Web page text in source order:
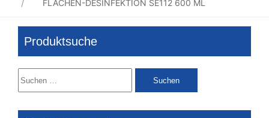
FLÄCHEN-DESINFEKTION SE112 600 ML
Produktsuche
Suchen
nach: